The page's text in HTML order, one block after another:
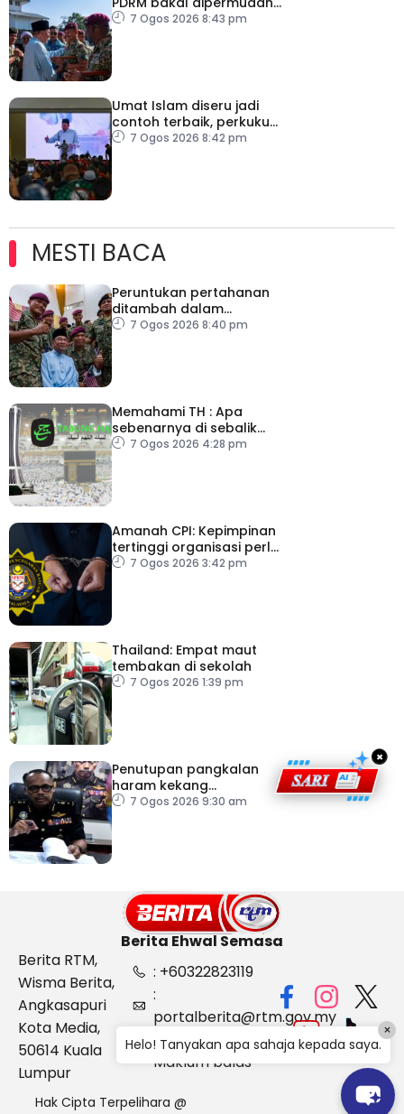
dipercepat
7 Ogos 2026 8:43 pm
Umat Islam diseru jadi
contoh terbaik, perkukuh
keharmonian
7 Ogos 2026 8:42 pm
MESTI BACA
Peruntukan pertahanan
ditambah dalam
Belanjawan 2027
7 Ogos 2026 8:40 pm
Memahami TH : Apa
sebenarnya di sebalik
angka
7 Ogos 2026 4:28 pm
Amanah CPI: Kepimpinan
tertinggi organisasi perlu
pacu reformasi radikal
7 Ogos 2026 3:42 pm
Thailand: Empat maut
tembakan di sekolah
7 Ogos 2026 1:39 pm
Penutupan pangkalan
haram kekang
penyeludupan di
7 Ogos 2026 9:30 am
×
Berita Ehwal Semasa
Berita RTM,
Wisma Berita,
Angkasapuri
Kota Media,
50614 Kuala
Lumpur
: +60322823119
:
portalberita@rtm.gov.my
: Aduan &
Maklum balas
Hak Cipta Terpelihara @
Helo! Tanyakan apa sahaja kepada saya.
×